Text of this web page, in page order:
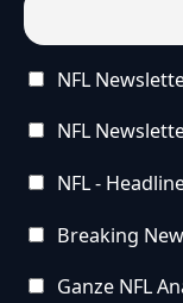
Wann wäre
Bye Week?
künstlich
NFL
NFL
NFL -
Breaking
Ganze NFL